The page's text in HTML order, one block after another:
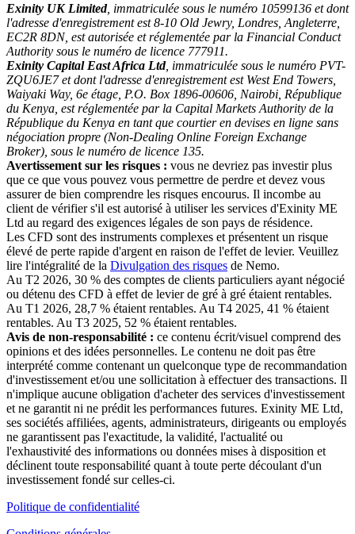
Exinity UK Limited, immatriculée sous le numéro 10599136 et dont
l'adresse d'enregistrement est 8-10 Old Jewry, Londres, Angleterre,
EC2R 8DN, est autorisée et réglementée par la Financial Conduct
Authority sous le numéro de licence 777911.
Exinity Capital East Africa Ltd, immatriculée sous le numéro PVT-
ZQU6JE7 et dont l'adresse d'enregistrement est West End Towers,
Waiyaki Way, 6e étage, P.O. Box 1896-00606, Nairobi, République
du Kenya, est réglementée par la Capital Markets Authority de la
République du Kenya en tant que courtier en devises en ligne sans
négociation propre (Non-Dealing Online Foreign Exchange
Broker), sous le numéro de licence 135.
Avertissement sur les risques : vous ne devriez pas investir plus
que ce que vous pouvez vous permettre de perdre et devez vous
assurer de bien comprendre les risques encourus. Il incombe au
client de vérifier s'il est autorisé à utiliser les services d'Exinity ME
Ltd au regard des exigences légales de son pays de résidence.
Les CFD sont des instruments complexes et présentent un risque
élevé de perte rapide d'argent en raison de l'effet de levier. Veuillez
lire l'intégralité de la Divulgation des risques de Nemo.
Au T2 2026, 30 % des comptes de clients particuliers ayant négocié
ou détenu des CFD à effet de levier de gré à gré étaient rentables.
Au T1 2026, 28,7 % étaient rentables. Au T4 2025, 41 % étaient
rentables. Au T3 2025, 52 % étaient rentables.
Avis de non-responsabilité : ce contenu écrit/visuel comprend des
opinions et des idées personnelles. Le contenu ne doit pas être
interprété comme contenant un quelconque type de recommandation
d'investissement et/ou une sollicitation à effectuer des transactions. Il
n'implique aucune obligation d'acheter des services d'investissement
et ne garantit ni ne prédit les performances futures. Exinity ME Ltd,
ses sociétés affiliées, agents, administrateurs, dirigeants ou employés
ne garantissent pas l'exactitude, la validité, l'actualité ou
l'exhaustivité des informations ou données mises à disposition et
déclinent toute responsabilité quant à toute perte découlant d'un
investissement fondé sur celles-ci.
Politique de confidentialité